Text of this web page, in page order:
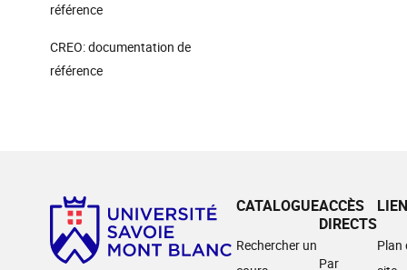
référence
CREO: documentation de
référence
CATALOGUE
Rechercher un
ACCÈS
DIRECTS
Par
Plan